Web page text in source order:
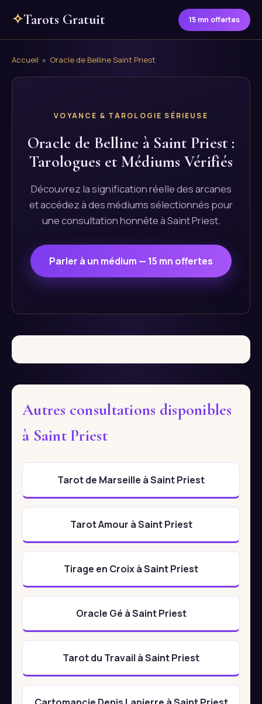
✧Tarots Gratuit 15 mn offertes
Accueil » Oracle de Belline Saint Priest
VOYANCE & TAROLOGIE SÉRIEUSE
Oracle de Belline à Saint Priest :
Tarologues et Médiums Vérifiés
Découvrez la signification réelle des arcanes
et accédez à des médiums sélectionnés pour
une consultation honnête à Saint Priest.
Parler à un médium — 15 mn offertes
Autres consultations disponibles
à Saint Priest
Tarot de Marseille à Saint Priest
Tarot Amour à Saint Priest
Tirage en Croix à Saint Priest
Oracle Gé à Saint Priest
Tarot du Travail à Saint Priest